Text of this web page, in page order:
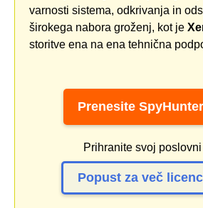
varnosti sistema, odkrivanja in
širokega nabora groženj, kot je
storitve ena na ena tehnična
Prenesite SpyHunter
Prihranite svoj
Popust za več licenc